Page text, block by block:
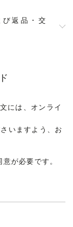
返品・交
には、オンライ
いますよう、お
意が必要です。